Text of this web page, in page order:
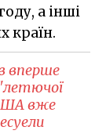
а інші
країн.
вперше
вже